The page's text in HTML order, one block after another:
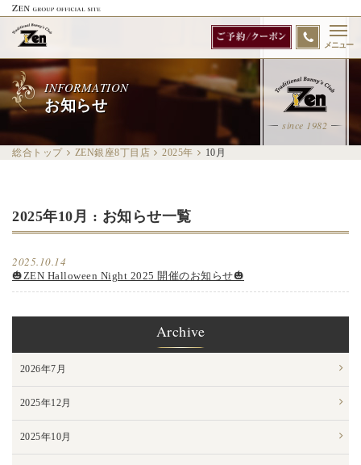
メニュー
since 1982
INFORMATION
お知らせ
総合トップ ZEN銀座8丁目店 2025年 10 月
2025年10月 : お知らせ一覧
2025.10.14
🎃ZEN Halloween Night 2025 開催のお知らせ🎃
Archive
2026年7月
2025年12月
2025年10月